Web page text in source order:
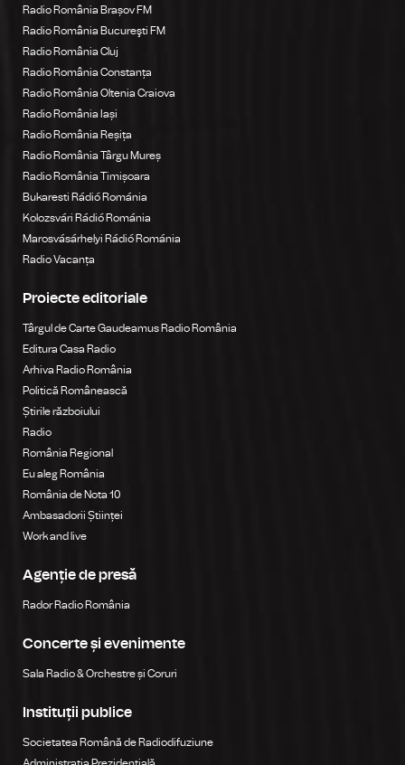
Radio România Brașov FM
Radio România Bucureşti FM
Radio România Cluj
Radio România Constanța
Radio România Oltenia Craiova
Radio România Iași
Radio România Reșița
Radio România Târgu Mureș
Radio România Timișoara
Bukaresti Rádió Románia
Kolozsvári Rádió Románia
Marosvásárhelyi Rádió Románia
Radio Vacanța
Proiecte editoriale
Târgul de Carte Gaudeamus Radio România
Editura Casa Radio
Arhiva Radio România
Politică Românească
Știrile războiului
Radio
România Regional
Eu aleg România
România de Nota 10
Ambasadorii Științei
Work and live
Agenție de presă
Rador Radio România
Concerte și evenimente
Sala Radio & Orchestre și Coruri
Instituții publice
Societatea Română de Radiodifuziune